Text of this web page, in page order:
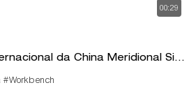
00:29
da China Meridional Site
#Workbench